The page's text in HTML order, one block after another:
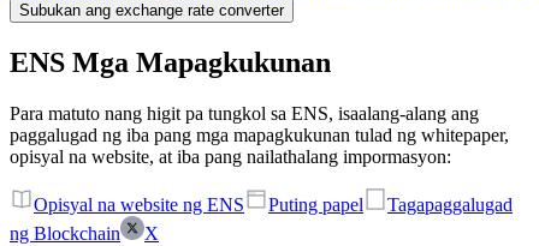
Subukan ang exchange rate converter
ENS Mga Mapagkukunan
Para matuto nang higit pa tungkol sa ENS, isaalang-alang ang
paggalugad ng iba pang mga mapagkukunan tulad ng whitepaper,
opisyal na website, at iba pang nailathalang impormasyon:
Opisyal na website ng ENS Puting papel
Tagapaggalugad
ng Blockchain
X